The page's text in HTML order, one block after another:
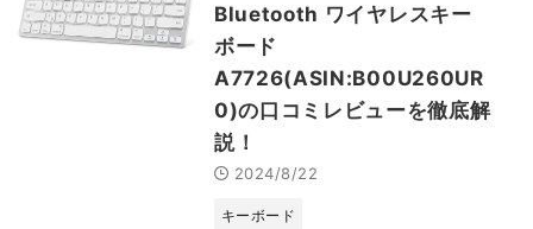
Bluetooth ワイヤレスキー
ボード
A7726(ASIN:B00U260UR
0)の口コミレビューを徹底解
説！
2024/8/22
キーボード